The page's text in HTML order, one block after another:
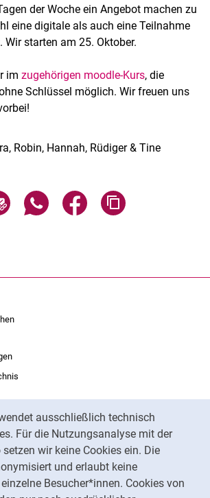
ausschließlich technisch
Für die Nutzungsanalyse mit der
wir keine Cookies ein. Die
und erlaubt keine
Besucher*innen. Cookies von
der Woche ein Angebot machen zu
eine digitale als auch eine Teilnahme
Wir starten am 25. Oktober.
im zugehörigen moodle-Kurs, die
Schlüssel möglich. Wir freuen uns
Robin, Hannah, Rüdiger & Tine
Seite über E-Mail teilen
Seite über WhatsApp teilen
Seite über Facebook